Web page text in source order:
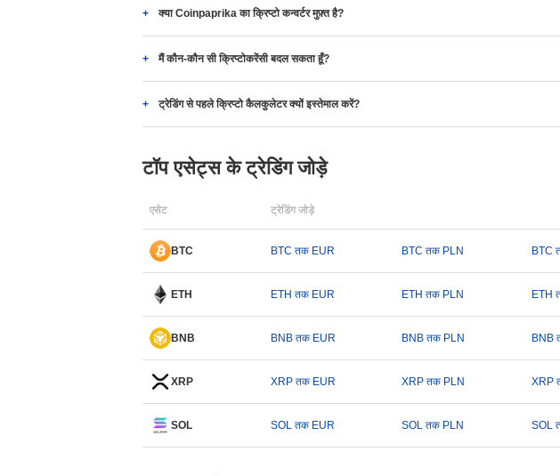
क्या Coinpaprika का क्रिप्टो कन्वर्टर मुफ़्त है?
मैं कौन-कौन सी क्रिप्टोकरेंसी बदल सकता हूँ?
ट्रेडिंग से पहले क्रिप्टो कैलकुलेटर क्यों इस्तेमाल करें?
टॉप एसेट्स के ट्रेडिंग जोड़े
एसेट ट्रेडिंग जोड़े
BTC BTC तक EUR BTC तक PLN BTC
ETH ETH तक EUR ETH तक PLN ETH
BNB BNB तक EUR BNB तक PLN BNB
XRP XRP तक EUR XRP तक PLN XRP
SOL SOL तक EUR SOL तक PLN SOL